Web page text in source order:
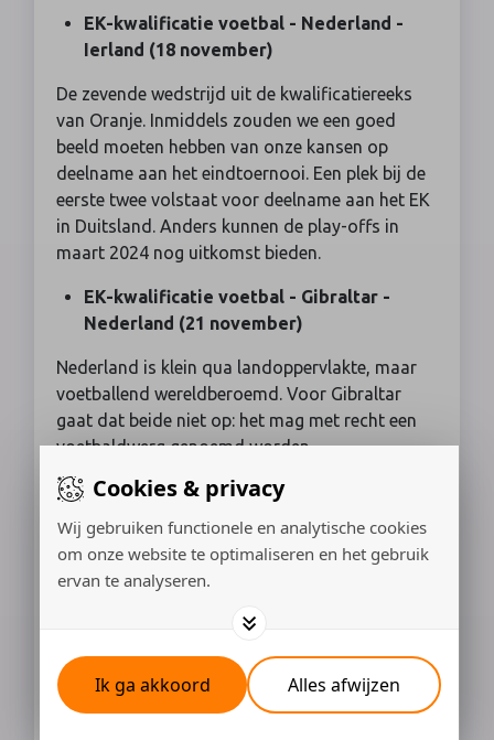
Cookies & privacy
Wij gebruiken functionele en analytische cookies
om onze website te optimaliseren en het gebruik
ervan te analyseren.
Ik ga akkoord Alles afwijzen
EK-kwalificatie voetbal - Nederland -
Ierland (18 november)
De zevende wedstrijd uit de kwalificatiereeks
van Oranje. Inmiddels zouden we een goed
beeld moeten hebben van onze kansen op
deelname aan het eindtoernooi. Een plek bij de
eerste twee volstaat voor deelname aan het EK
in Duitsland. Anders kunnen de play-offs in
maart 2024 nog uitkomst bieden.
EK-kwalificatie voetbal - Gibraltar -
Nederland (21 november)
Nederland is klein qua landoppervlakte, maar
voetballend wereldberoemd. Voor Gibraltar
gaat dat beide niet op: het mag met recht een
voetbaldwerg genoemd worden.
WK Handbal voor vrouwen (30
november-17 december)
Jarenlang behoorde Oranje tot de wereldtop,
met de gouden medaille op het WK van 2019
als hoogtepunt. Op de laatste EK's en WK's
2023 weer af te sluiten met eremetaal?